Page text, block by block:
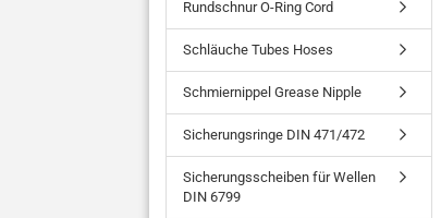
Rundschnur O-Ring Cord
Schläuche Tubes Hoses
Schmiernippel Grease Nipple
Sicherungsringe DIN 471/472
Sicherungsscheiben für Wellen
DIN 6799